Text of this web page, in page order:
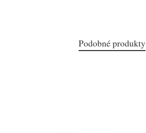
Podobné produkty